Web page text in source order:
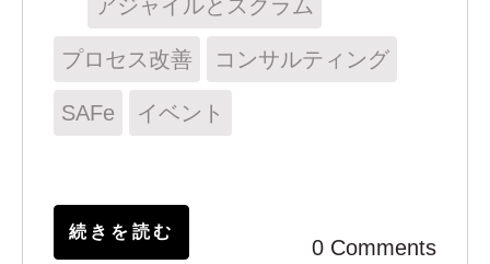
アジャイルとスクラム
プロセス改善 コンサルティング
SAFe イベント
続きを読む
0 Comments